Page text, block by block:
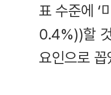
표 수준에 ‘
0.4%))할
요인으로 꼽